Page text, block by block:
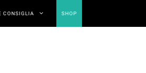
CONSIGLIA SHOP